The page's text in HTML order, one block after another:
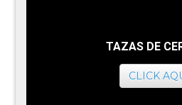
TAZAS DE
CLICK